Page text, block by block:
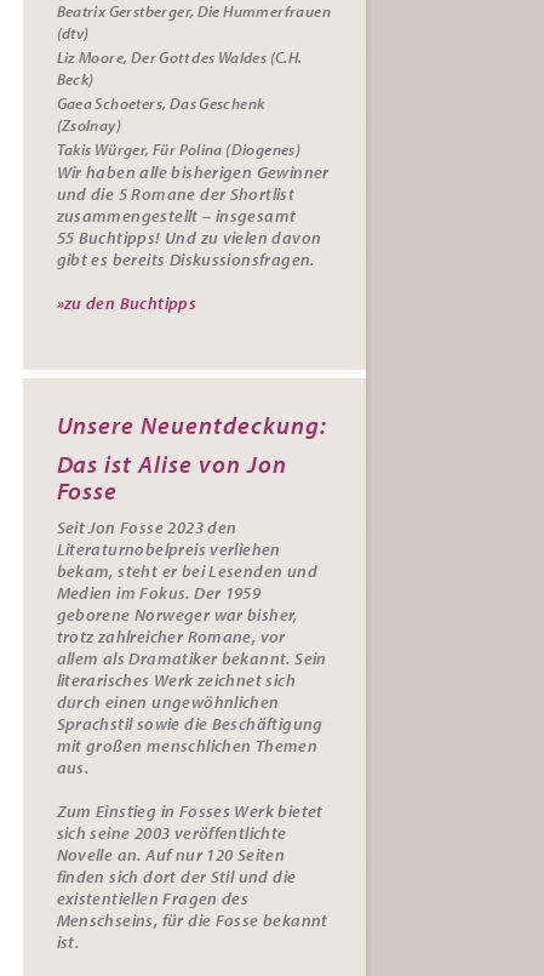
Beatrix Gerstberger, Die Hummerfrauen
(dtv)
Liz Moore, Der Gott des Waldes (C.H.
Beck)
Gaea Schoeters, Das Geschenk
(Zsolnay)
Takis Würger, Für Polina (Diogenes)
Wir haben alle bisherigen Gewinner
und die 5 Romane der Shortlist
zusammengestellt – insgesamt
55 Buchtipps! Und zu vielen davon
gibt es bereits Diskussionsfragen.
»zu den Buchtipps
Unsere Neuentdeckung:
Das ist Alise von Jon
Fosse
Seit Jon Fosse 2023 den
Literaturnobelpreis verliehen
bekam, steht er bei Lesenden und
Medien im Fokus. Der 1959
geborene Norweger war bisher,
trotz zahlreicher Romane, vor
allem als Dramatiker bekannt. Sein
literarisches Werk zeichnet sich
durch einen ungewöhnlichen
Sprachstil sowie die Beschäftigung
mit großen menschlichen Themen
aus.
Zum Einstieg in Fosses Werk bietet
sich seine 2003 veröffentlichte
Novelle an. Auf nur 120 Seiten
finden sich dort der Stil und die
existentiellen Fragen des
Menschseins, für die Fosse bekannt
ist.